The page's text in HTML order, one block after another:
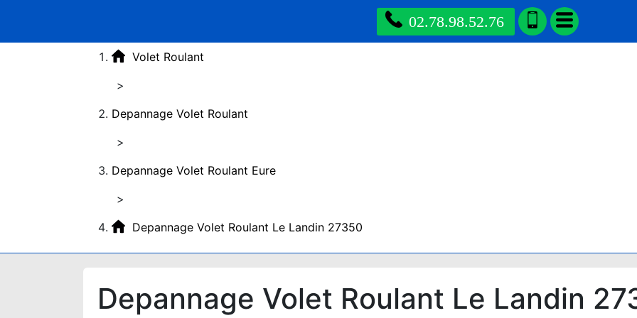
02.78.98.52.76
Volet Roulant
>
Depannage Volet Roulant
>
Depannage Volet Roulant Eure
>
Depannage Volet Roulant Le Landin 27350
Depannage Volet Roulant Le Landin